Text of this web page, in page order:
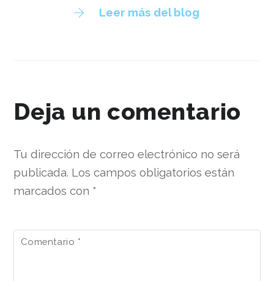
Leer más del blog
Deja un comentario
Tu dirección de correo electrónico no será
publicada. Los campos obligatorios están
marcados con *
Comentario *